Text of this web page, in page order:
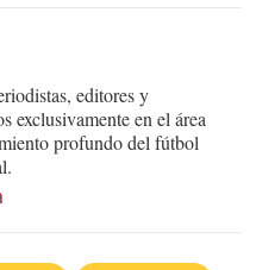
editores y
exclusivamente en el área
profundo del fútbol